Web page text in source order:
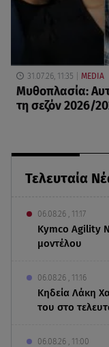
Τελευταία
06.08.26 , 11:17
Kymco Agility
μοντέλου
06.08.26 , 11:16
Κηδεία Λάκη
του στο
06.08.26 , 11:00
31.07.26, 11:35 MEDIA
Μυθοπλασία:
τη σεζόν 2026/